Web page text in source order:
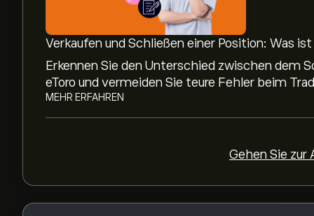
Verkaufen und Schließen einer Position: Was
Erkennen Sie den Unterschied zwischen dem
eToro und vermeiden Sie teure Fehler beim
MEHR ERFAHREN
Gehen Sie zur
Das durchschnittliche Kursziel für TEAD
sich bei eToro
, um detaillierte
Analysten erstellen Prognosen für TEAD
Finanzberichten und erwartetem Wachstum.
die weitere Kursentwicklung.
Basierend auf den Empfehlungen von 1